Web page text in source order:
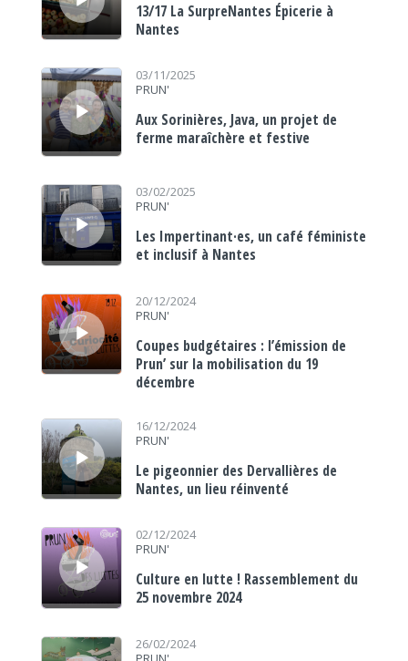
13/17 La SurpreNantes Épicerie à
Nantes
Lecteur audio
03/11/2025
PRUN'
Aux Sorinières, Java, un projet de
ferme maraîchère et festive
Lecteur audio
03/02/2025
PRUN'
Les Impertinant·es, un café féministe
et inclusif à Nantes
Lecteur audio
20/12/2024
PRUN'
Coupes budgétaires : l’émission de
Prun’ sur la mobilisation du 19
décembre
Lecteur audio
16/12/2024
PRUN'
Le pigeonnier des Dervallières de
Nantes, un lieu réinventé
Lecteur audio
02/12/2024
PRUN'
Culture en lutte ! Rassemblement du
25 novembre 2024
Lecteur audio
26/02/2024